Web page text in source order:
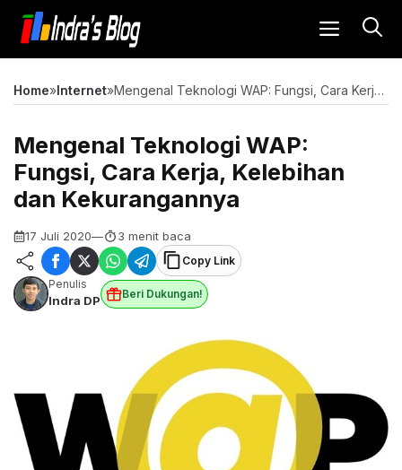
Langsung
isi
MENU
Home»Internet» Mengenal Teknologi WAP: Fungsi, Cara Kerja, Kelebihan dan Kekurangannya
Mengenal Teknologi WAP:
Fungsi, Cara Kerja, Kelebihan
dan Kekurangannya
17 Juli 2020— 3 menit baca
Copy Link
Penulis
Indra DP Beri Dukungan!